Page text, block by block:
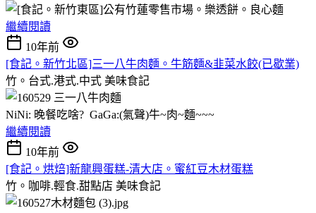
繼續閱讀
10年前
[食記。新竹北區]三一八牛肉麵。牛筋麵&韭菜水餃(已歇業)
竹。台式.港式.中式 美味食記
NiNi: 晚餐吃啥? GaGa:(氣聲)牛~肉~麵~~~
繼續閱讀
10年前
[食記。烘焙]新龍興蛋糕-清大店。蜜紅豆木材蛋糕
竹。咖啡.輕食.甜點店 美味食記